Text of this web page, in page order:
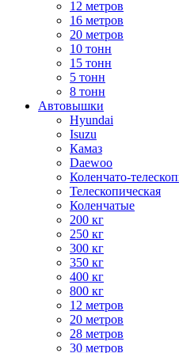
12 метров
16 метров
20 метров
10 тонн
15 тонн
5 тонн
8 тонн
Автовышки
Hyundai
Isuzu
Камаз
Daewoo
Коленчато-
Телескопическая
Коленчатые
200 кг
250 кг
300 кг
350 кг
400 кг
800 кг
12 метров
20 метров
28 метров
30 метров